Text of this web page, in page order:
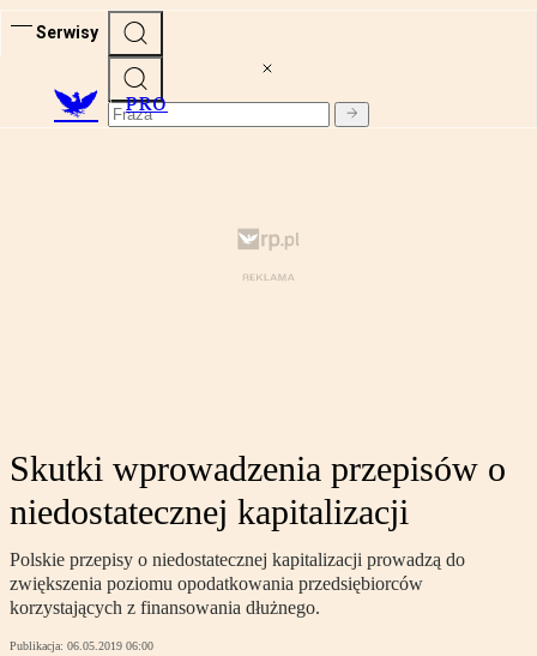
Serwisy
PRO
Skutki wprowadzenia przepisów o
niedostatecznej kapitalizacji
Polskie przepisy o niedostatecznej kapitalizacji prowadzą do
zwiększenia poziomu opodatkowania przedsiębiorców
korzystających z finansowania dłużnego.
Publikacja: 06.05.2019 06:00